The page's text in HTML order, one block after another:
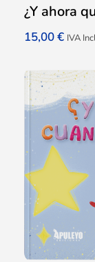
¿Y ahora
15,00€ IVA